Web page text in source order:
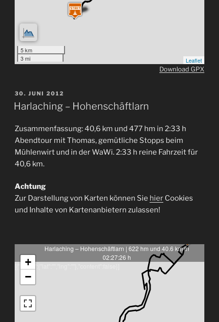
5 km
3 mi
Leaflet
Download GPX
VERÖFFENTLICHT
AM
30. JUNI 2012
Harlaching – Hohenschäftlarn
Zusammenfassung: 40,6 km und 477 hm in 2:33 h
Abendtour mit Thomas, gemütliche Stopps beim
Mühlenwirt und in der WaWi. 2:33 h reine Fahrzeit für
40,6 km.
Achtung
Zur Darstellung von Karten können Sie hier Cookies
und Inhalte von Kartenanbietern zulassen!
Harlaching – Hohenschäftlarn | 622 hm und 40.6 km in
02:27:26 h
[{"latlng":{"lat":"","lng":""},"content":false}]
+
−